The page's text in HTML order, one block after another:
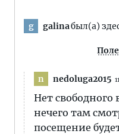
g galinaбыл(а)
n nedoluga2015
Нет свободного
нечего там
посещение